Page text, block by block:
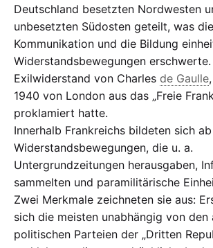
Deutschland besetzten Nordwesten
unbesetzten Südosten geteilt, was die
Kommunikation und die Bildung
Widerstandsbewegungen
Exilwiderstand von Charles de Gaulle
1940 von London aus das „Freie
proklamiert hatte.
Innerhalb Frankreichs bildeten sich
Widerstandsbewegungen, die u. a.
Untergrundzeitungen herausgaben,
sammelten und paramilitärische
Zwei Merkmale zeichneten sie aus:
sich die meisten unabhängig von den
politischen Parteien der „Dritten